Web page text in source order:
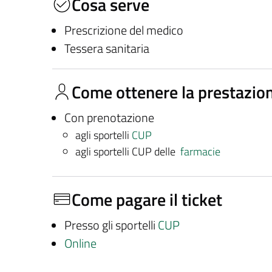
Prescrizione del medico
Tessera sanitaria
Come ottenere la
Con prenotazione
agli sportelli CUP
agli sportelli CUP delle farmacie
Come pagare il ticket
Presso gli sportelli CUP
Online